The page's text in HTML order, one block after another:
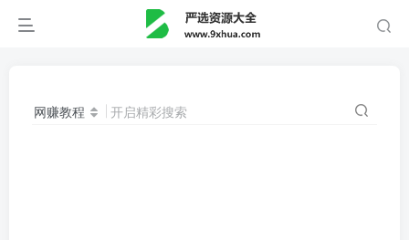
网赚教程 开启精彩搜索